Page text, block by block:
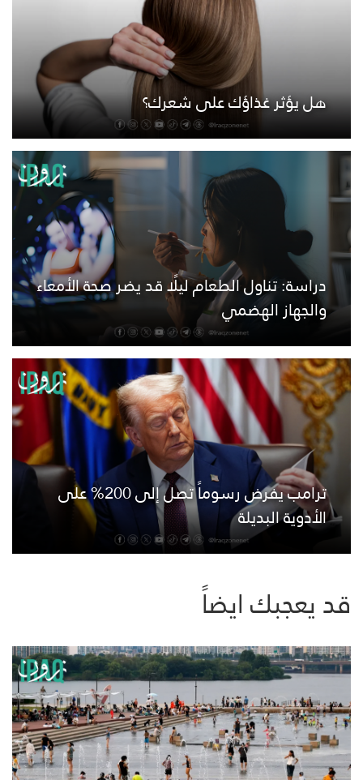
هل يؤثر غذاؤك على شعرك؟
دراسة: تناول الطعام ليلًا قد يضر صحة الأمعاء
والجهاز الهضمي
ترامب يفرض رسوماً تصل إلى 200% على
الأدوية البديلة
قد يعجبك ايضاً